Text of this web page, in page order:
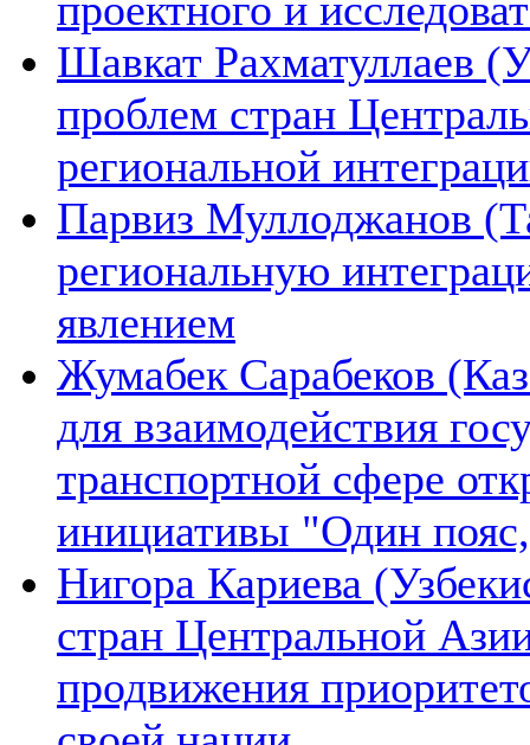
Шавкат Рахматуллаев
проблем стран
региональной
Парвиз Муллоджанов
региональную
явлением
Жумабек Сарабеков
для взаимодействия
транспортной сфере
инициативы "Один
Нигора Кариева
стран Центральной
продвижения